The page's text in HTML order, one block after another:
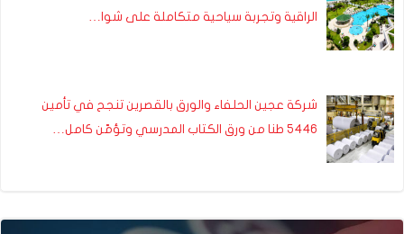
الراقية وتجربة سياحية متكاملة على شوا…
شركة عجين الحلفاء والورق بالقصرين تنجح في تأمين
5446 طنا من ورق الكتاب المدرسي وتؤمّن كامل…